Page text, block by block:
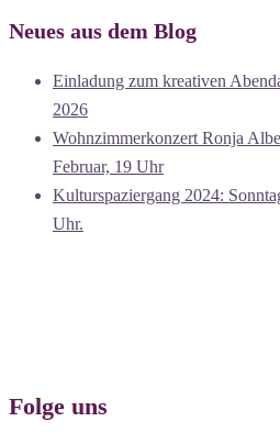
Neues aus dem Blog
Einladung zum kreativen
2026
Wohnzimmerkonzert Ronja
Februar, 19 Uhr
Kulturspaziergang 2024:
Uhr.
Folge uns